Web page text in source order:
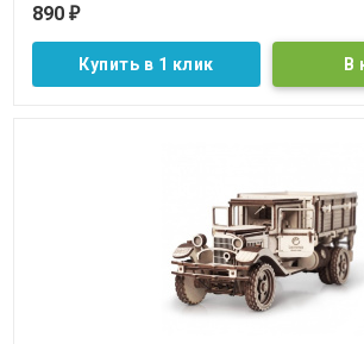
890 ₽
Купить в 1 клик